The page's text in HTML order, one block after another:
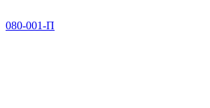
080-001-П